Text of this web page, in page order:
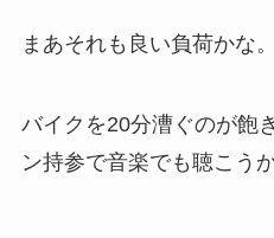
まあそれも良い負荷かな。
バイクを20分漕ぐのが飽
ン持参で音楽でも聴こうか